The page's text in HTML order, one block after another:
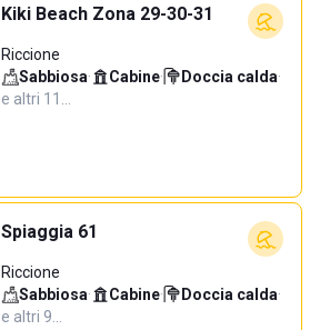
Kiki Beach Zona 29-30-31
Riccione
Sabbiosa· Cabine· Doccia calda·
e altri 11…
Spiaggia 61
Riccione
Sabbiosa· Cabine· Doccia calda·
e altri 9…